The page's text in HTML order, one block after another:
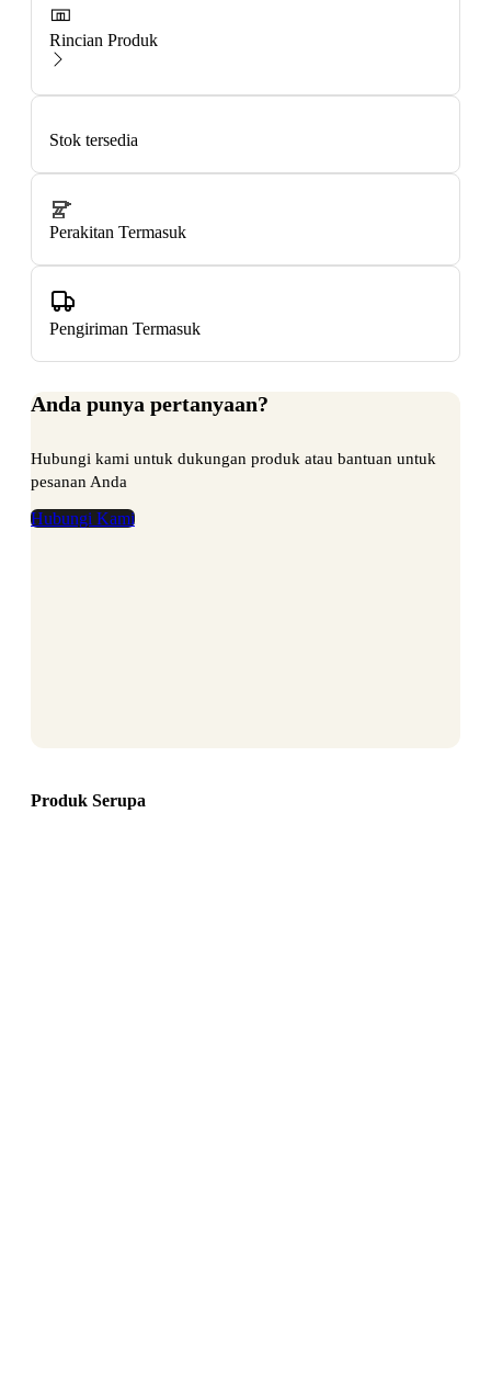
Rincian Produk
Stok tersedia
Perakitan Termasuk
Pengiriman Termasuk
Anda punya pertanyaan?
Hubungi kami untuk dukungan produk atau bantuan untuk
pesanan Anda
Hubungi Kami
Produk Serupa